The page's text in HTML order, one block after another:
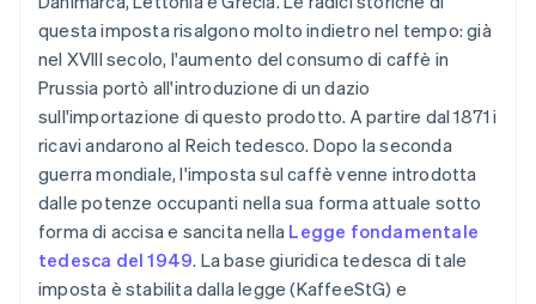
questa imposta risalgono molto indietro nel tempo: già
nel XVIII secolo, l'aumento del consumo di caffè in
Prussia portò all'introduzione di un dazio
sull'importazione di questo prodotto. A partire dal 1871 i
ricavi andarono al Reich tedesco. Dopo la seconda
guerra mondiale, l'imposta sul caffè venne introdotta
dalle potenze occupanti nella sua forma attuale sotto
forma di accisa e sancita nella Legge fondamentale
tedesca del 1949. La base giuridica tedesca di tale
imposta è stabilita dalla legge (KaffeeStG) e